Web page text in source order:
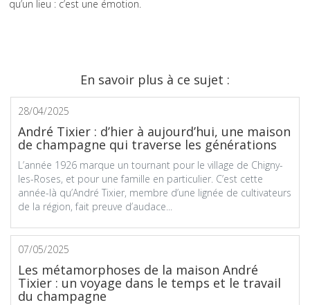
qu’un lieu : c’est une émotion.
En savoir plus à ce sujet :
28/04/2025
André Tixier : d’hier à aujourd’hui, une maison
de champagne qui traverse les générations
L’année 1926 marque un tournant pour le village de Chigny-
les-Roses, et pour une famille en particulier. C’est cette
année-là qu’André Tixier, membre d’une lignée de cultivateurs
de la région, fait preuve d’audace...
07/05/2025
Les métamorphoses de la maison André
Tixier : un voyage dans le temps et le travail
du champagne